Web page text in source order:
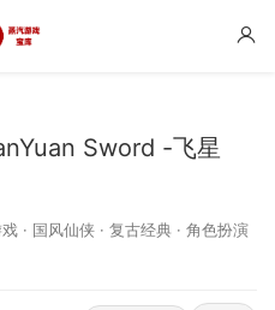
Sword -飞星
戏 · 国风仙侠 · 复古经典 · 角色扮演